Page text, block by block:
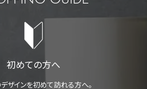
初めての方へ
ザインを初めて訪れる方へ。